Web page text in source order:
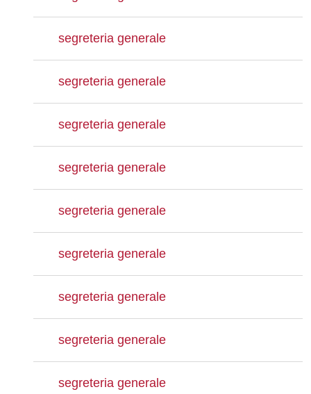
segreteria generale
segreteria generale
segreteria generale
segreteria generale
segreteria generale
segreteria generale
segreteria generale
segreteria generale
segreteria generale